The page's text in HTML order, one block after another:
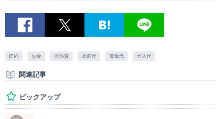
節約 お金 光熱費 水道代 電気代 ガス代
関連記事
ピックアップ